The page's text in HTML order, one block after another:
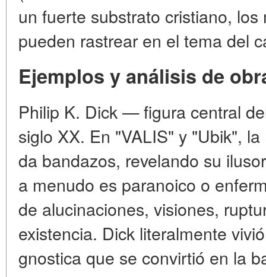
un fuerte substrato cristiano,
pueden rastrear en el tema del
Ejemplos y análisis de
Philip K. Dick — figura central
siglo XX. En "VALIS" y "Ubik",
da bandazos, revelando su
a menudo es paranoico o
de alucinaciones, visiones,
existencia. Dick literalmente
gnostica que se convirtió en la